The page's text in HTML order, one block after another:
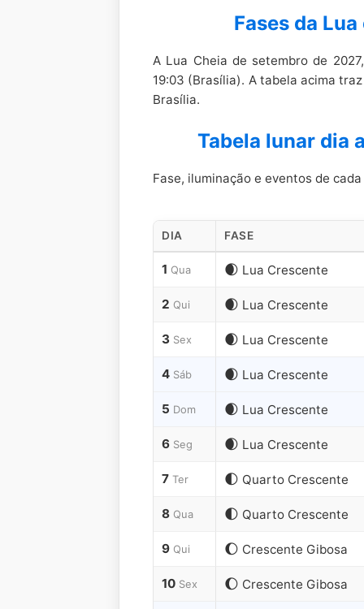
Fases da
A Lua Cheia de setembro de
19:03 (Brasília). A tabela acima
Brasília.
Tabela lunar dia
Fase, iluminação e eventos de
Fases
Lua
em
de
2027
DIA FASE
1 Qua 🌒 Lua Crescente
2 Qui 🌒 Lua Crescente
3 Sex 🌒 Lua Crescente
4 Sáb 🌒 Lua Crescente
5 Dom 🌒 Lua Crescente
6 Seg 🌒 Lua Crescente
7 Ter 🌓 Quarto Crescente
8 Qua 🌓 Quarto Crescente
9 Qui 🌔 Crescente Gibosa
10 Sex 🌔 Crescente Gibosa